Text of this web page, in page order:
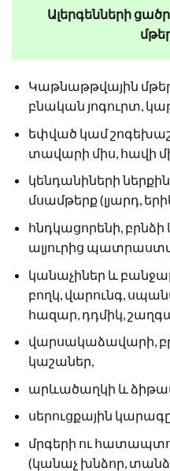
Ալերգենների
Կաթնաթթվային
բնական յոգուրտ,
եփված կամ
տավարի միս, հավի
կենդանիների
մսամթերք (լյարդ,
հնդկացորենի,
ալյուրից
կանաչիներ և
բողկ, վարունգ,
հազար, դդմիկ,
վարսակաձավարի,
կաշաներ,
արևածաղկի և
սերուցքային
մրգերի ու
(կանաչ խնձոր,